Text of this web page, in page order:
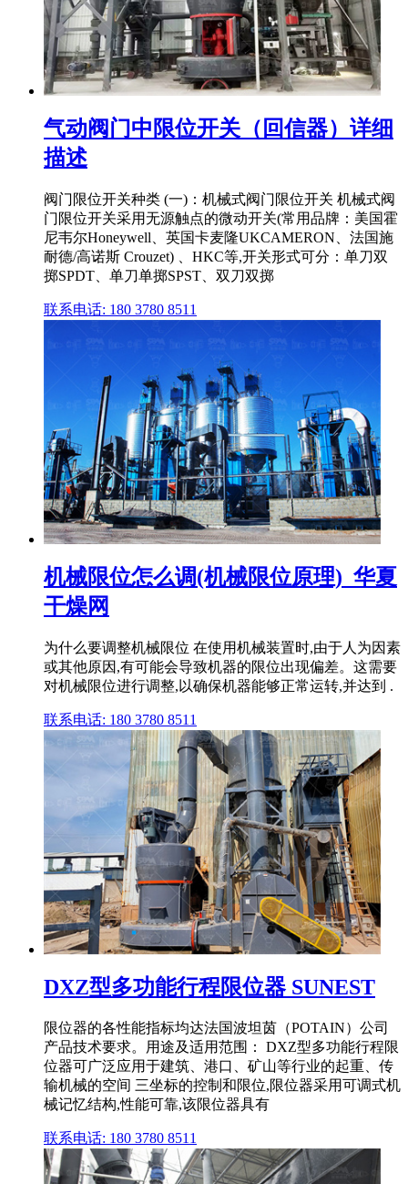
气动阀门中限位开关（回信器）详细
描述
阀门限位开关种类 (一)：机械式阀门限位开关 机械式阀
门限位开关采用无源触点的微动开关(常用品牌：美国霍
尼韦尔Honeywell、英国卡麦隆UKCAMERON、法国施
耐德/高诺斯 Crouzet) 、HKC等,开关形式可分：单刀双
掷SPDT、单刀单掷SPST、双刀双掷
联系电话: 180 3780 8511
机械限位怎么调(机械限位原理)_华夏
干燥网
为什么要调整机械限位 在使用机械装置时,由于人为因素
或其他原因,有可能会导致机器的限位出现偏差。这需要
对机械限位进行调整,以确保机器能够正常运转,并达到 .
联系电话: 180 3780 8511
DXZ型多功能行程限位器 SUNEST
限位器的各性能指标均达法国波坦茵（POTAIN）公司
产品技术要求。用途及适用范围： DXZ型多功能行程限
位器可广泛应用于建筑、港口、矿山等行业的起重、传
输机械的空间 三坐标的控制和限位,限位器采用可调式机
械记忆结构,性能可靠,该限位器具有
联系电话: 180 3780 8511